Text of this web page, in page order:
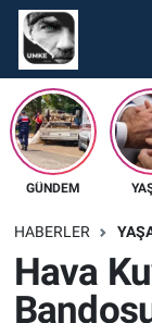
GÜNDEM
HABERLER
Hava
Gündem
Ekonomi
Spor
Tüm
Nöbetçi
Hava
Namaz
Süper Lig